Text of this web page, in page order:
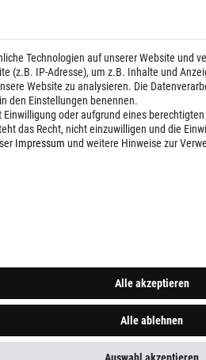
Technologien auf unserer Website und
(z.B. IP-Adresse), um z.B. Inhalte und
Website zu analysieren. Die
den Einstellungen benennen.
Einwilligung oder aufgrund eines
das Recht, nicht einzuwilligen und die
Impressum und weitere Hinweise zur
Alle akzeptieren
Alle ablehnen
Auswahl akzeptieren